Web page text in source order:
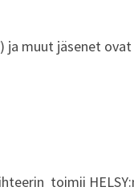
muut jäsenet
toimii